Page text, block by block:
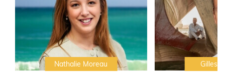
Nathalie Moreau Gilles